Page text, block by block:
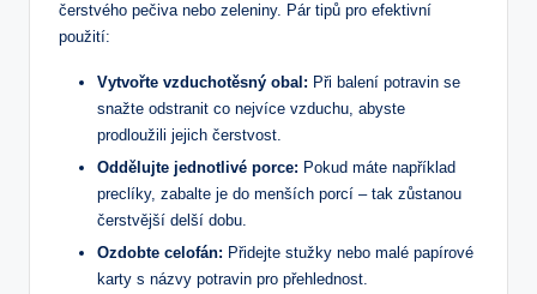
čerstvého pečiva nebo zeleniny. Pár tipů pro efektivní
použití:
Vytvořte vzduchotěsný obal: Při balení potravin se
snažte odstranit co nejvíce vzduchu, abyste
prodloužili jejich čerstvost.
Oddělujte jednotlivé porce: Pokud máte například
preclíky, zabalte je do menších porcí – tak zůstanou
čerstvější delší dobu.
Ozdobte celofán: Přidejte stužky nebo malé papírové
karty s názvy potravin pro přehlednost.